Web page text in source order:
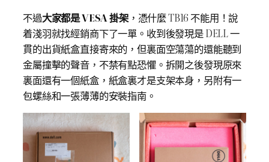
不過大家都是 VESA 掛架，憑什麼 TB16 不能用！說
着淺羽就找經銷商下了一單。收到後發現是 DELL 一
貫的出貨紙盒直接寄來的，但裏面空蕩蕩的還能聽到
金屬撞擊的聲音，不禁有點恐懼。拆開之後發現原來
裏面還有一個紙盒，紙盒裏才是支架本身，另附有一
包螺絲和一張薄薄的安裝指南。